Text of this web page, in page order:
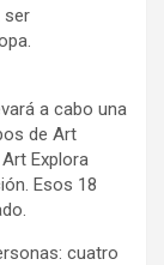
ser
a cabo una
de Art
Explora
Esos 18
cuatro